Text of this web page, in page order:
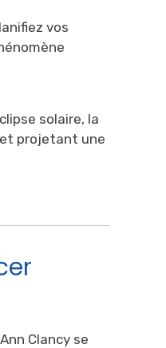
vos
solaire, la
projetant une
Clancy se